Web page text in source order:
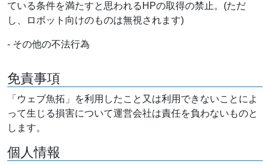
ている条件を満たすと思われるHPの取得の禁止。(ただ
し、ロボット向けのものは無視されます)
- その他の不法行為
免責事項
「ウェブ魚拓」を利用したこと又は利用できないことによ
って生じる損害について運営会社は責任を負わないものと
します。
個人情報